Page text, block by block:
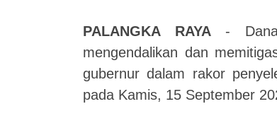
PALANGKA RAYA
-
mengendalikan dan
gubernur dalam rakor
pada Kamis, 15 September